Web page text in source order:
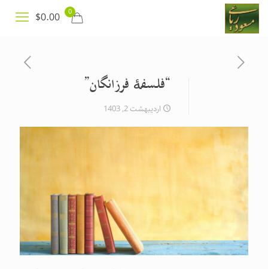
0
$0.00
“فلسفهٔ فرزانگان”
اردیبهشت 2, 1403